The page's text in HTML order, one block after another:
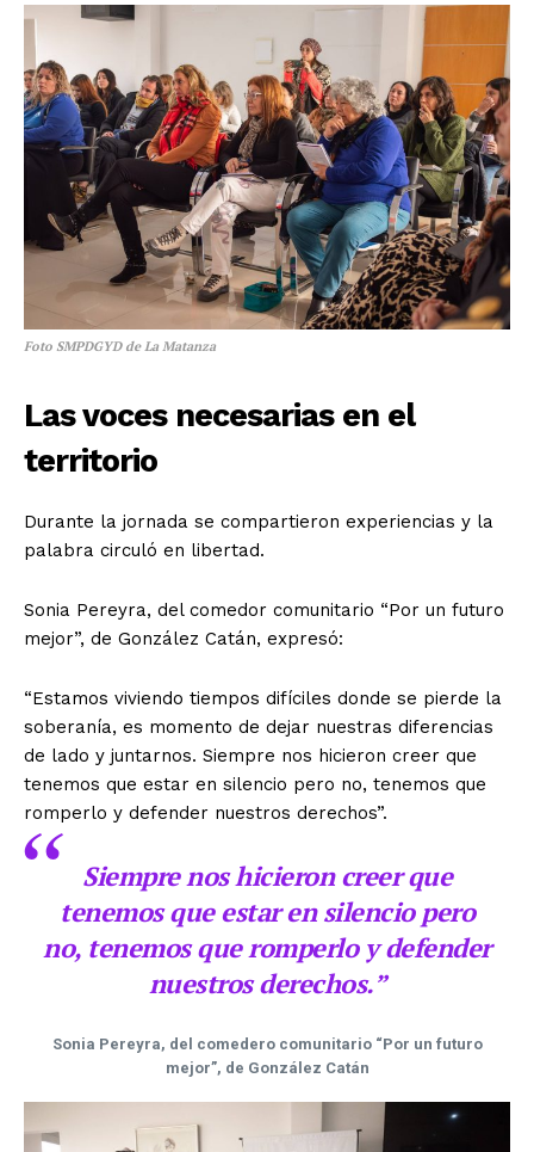
Foto SMPDGYD de La Matanza
Las voces necesarias en el
territorio
Durante la jornada se compartieron experiencias y la
palabra circuló en libertad.
Sonia Pereyra, del comedor comunitario “Por un futuro
mejor”, de González Catán, expresó:
“Estamos viviendo tiempos difíciles donde se pierde la
soberanía, es momento de dejar nuestras diferencias
de lado y juntarnos. Siempre nos hicieron creer que
tenemos que estar en silencio pero no, tenemos que
romperlo y defender nuestros derechos”.
Siempre nos hicieron creer que
tenemos que estar en silencio pero
no, tenemos que romperlo y defender
nuestros derechos.”
Sonia Pereyra, del comedero comunitario “Por un futuro
mejor”, de González Catán